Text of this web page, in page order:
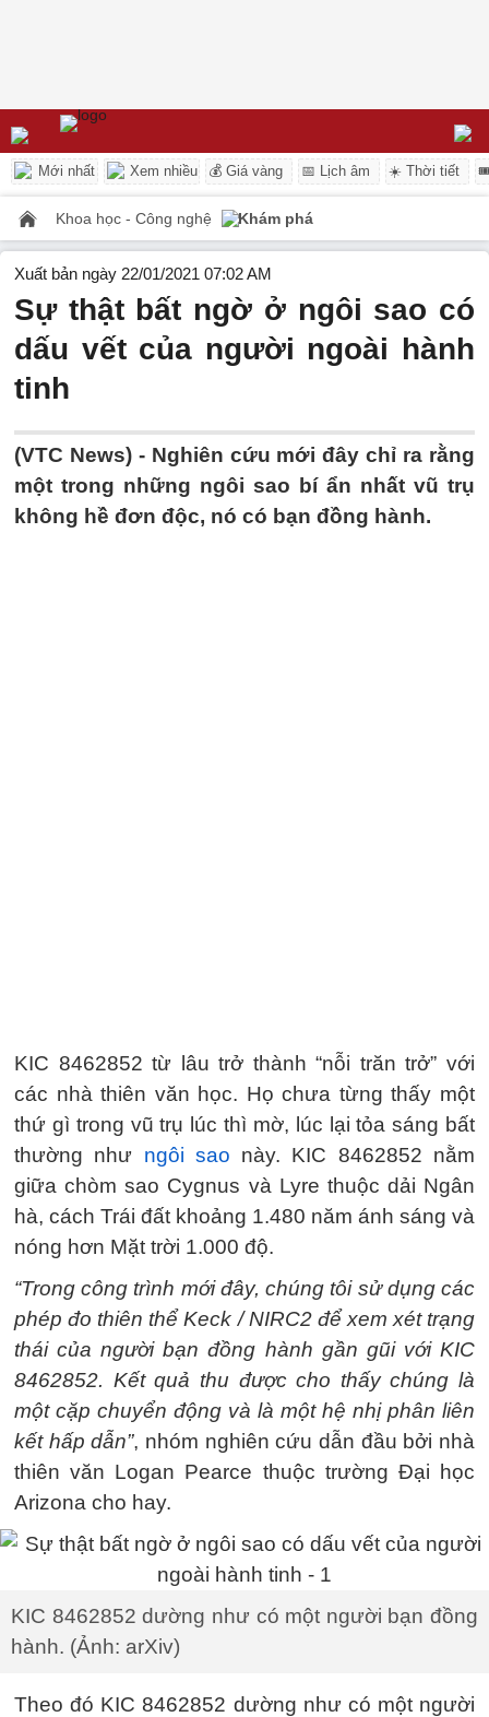
Mới nhất Xem nhiều 💰 Giá vàng 📅 Lịch âm ☀️ Thời tiết
Khoa học - Công nghệ Khám phá
Xuất bản ngày 22/01/2021 07:02 AM
Sự thật bất ngờ ở ngôi sao có
dấu vết của người ngoài hành
tinh
(VTC News) - Nghiên cứu mới đây chỉ ra rằng
một trong những ngôi sao bí ẩn nhất vũ trụ
không hề đơn độc, nó có bạn đồng hành.
KIC 8462852 từ lâu trở thành “nỗi trăn trở” với
các nhà thiên văn học. Họ chưa từng thấy một
thứ gì trong vũ trụ lúc thì mờ, lúc lại tỏa sáng bất
thường như ngôi sao này. KIC 8462852 nằm
giữa chòm sao Cygnus và Lyre thuộc dải Ngân
hà, cách Trái đất khoảng 1.480 năm ánh sáng và
nóng hơn Mặt trời 1.000 độ.
“Trong công trình mới đây, chúng tôi sử dụng các
phép đo thiên thể Keck / NIRC2 để xem xét trạng
thái của người bạn đồng hành gần gũi với KIC
8462852. Kết quả thu được cho thấy chúng là
một cặp chuyển động và là một hệ nhị phân liên
kết hấp dẫn”, nhóm nghiên cứu dẫn đầu bởi nhà
thiên văn Logan Pearce thuộc trường Đại học
Arizona cho hay.
KIC 8462852 dường như có một người bạn đồng
hành. (Ảnh: arXiv)
Theo đó KIC 8462852 dường như có một người